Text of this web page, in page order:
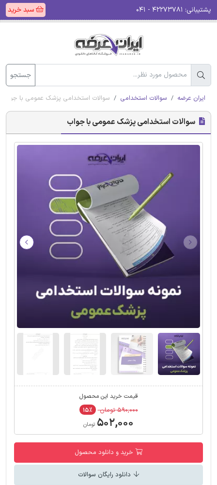
پشتیبانی: سبد خرید
جستجو
ایران عرضه سوالات استخدامی سوالات استخدامی پزشک عمومی با جواب
سوالات استخدامی پزشک عمومی با جواب
قیمت خرید این محصول
۵۹۰,۰۰۰ تومان ۱۵٪
۵۰۲,۰۰۰ تومان
خرید و دانلود محصول
دانلود رایگان سوالات